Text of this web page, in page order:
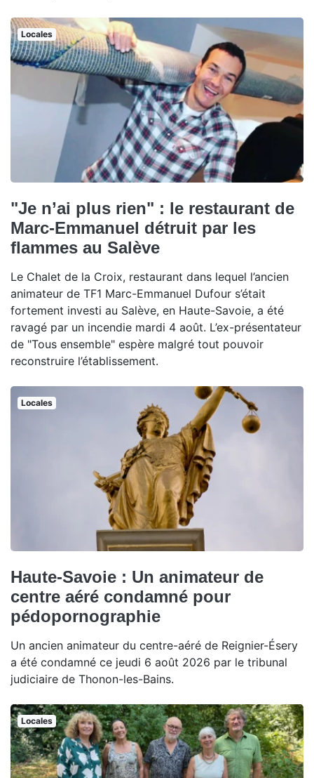
Locales
"Je n’ai plus rien" : le restaurant de
Marc-Emmanuel détruit par les
flammes au Salève
Le Chalet de la Croix, restaurant dans lequel l’ancien
animateur de TF1 Marc-Emmanuel Dufour s’était
fortement investi au Salève, en Haute-Savoie, a été
ravagé par un incendie mardi 4 août. L’ex-présentateur
de "Tous ensemble" espère malgré tout pouvoir
reconstruire l’établissement.
Locales
Haute-Savoie : Un animateur de
centre aéré condamné pour
pédopornographie
Un ancien animateur du centre-aéré de Reignier-Ésery
a été condamné ce jeudi 6 août 2026 par le tribunal
judiciaire de Thonon-les-Bains.
Locales